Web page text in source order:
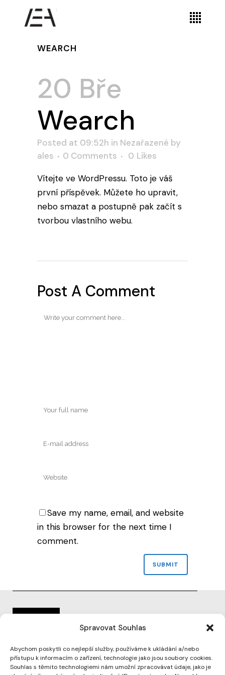
Spravovat Souhlas
Abychom poskytli co nejlepší služby, používáme k ukládání a/nebo
přístupu k informacím o zařízení, technologie jako jsou soubory cookies.
Souhlas s těmito technologiemi nám umožní zpracovávat údaje, jako je
WEARCH
20 Bře
Wearch
Posted at 09:52h in Nezařazené by
ales
0 Comments 0 Likes
Vítejte ve WordPressu. Toto je váš
první příspěvek. Můžete ho upravit,
nebo smazat a postupně pak začít s
tvorbou vlastního webu.
Post A Comment
Save my name, email, and website
in this browser for the next time I
comment.